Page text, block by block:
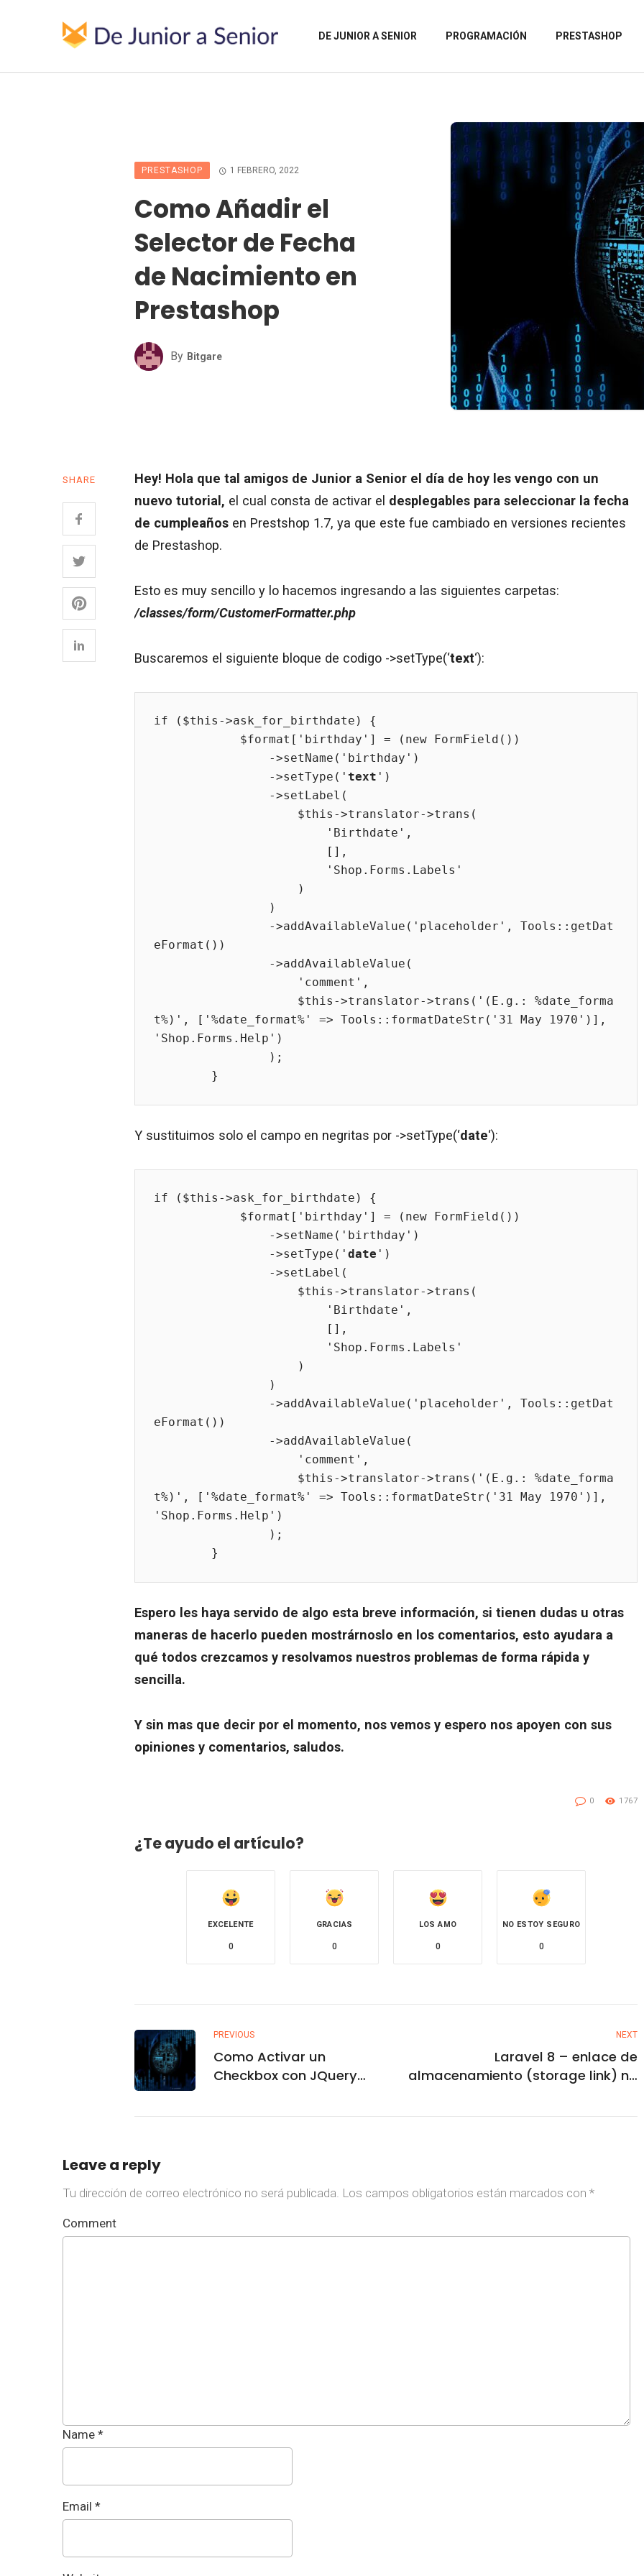
DE JUNIOR A SENIOR PROGRAMACIÓN PRESTASHOP
PRESTASHOP 1 FEBRERO, 2022
Como Añadir el
Selector de Fecha
de Nacimiento en
Prestashop
By Bitgare
SHARE
Hey! Hola que tal amigos de Junior a Senior el día de hoy les vengo con un
nuevo tutorial, el cual consta de activar el desplegables para seleccionar la fecha
de cumpleaños en Prestshop 1.7, ya que este fue cambiado en versiones recientes
de Prestashop.
Esto es muy sencillo y lo hacemos ingresando a las siguientes carpetas:
/classes/form/CustomerFormatter.php
Buscaremos el siguiente bloque de codigo ->setType(‘text‘):
if ($this->ask_for_birthdate) {
                ->setType('
text ')
eFormat())
t%)', ['%date_format%' => Tools::formatDateStr('31 May 1970')],
'Shop.Forms.Help')
        }
Y sustituimos solo el campo en negritas por ->setType(‘date‘):
if ($this->ask_for_birthdate) {
                ->setType('
date ')
eFormat())
t%)', ['%date_format%' => Tools::formatDateStr('31 May 1970')],
'Shop.Forms.Help')
        }
Espero les haya servido de algo esta breve información, si tienen dudas u otras
maneras de hacerlo pueden mostrárnoslo en los comentarios, esto ayudara a
qué todos crezcamos y resolvamos nuestros problemas de forma rápida y
sencilla.
Y sin mas que decir por el momento, nos vemos y espero nos apoyen con sus
opiniones y comentarios, saludos.
0 1767
¿Te ayudo el artículo?
EXCELENTE
0
GRACIAS
0
LOS AMO
0
NO ESTOY SEGURO
0
PREVIOUS
Como Activar un
Checkbox con JQuery
NEXT
Laravel 8 – enlace de
almacenamiento (storage link) no
Leave a reply
Tu dirección de correo electrónico no será publicada. Los campos obligatorios están marcados con *
Comment
Name *
Email *